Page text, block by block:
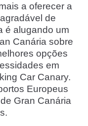
a oferecer a
de
é alugando um
Canária sobre
opções
em
Car Canary.
Europeus
Gran Canária